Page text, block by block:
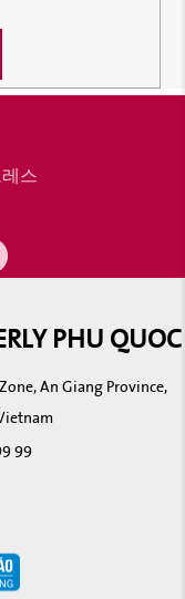
스
PHU QUOC
An Giang Province,
99